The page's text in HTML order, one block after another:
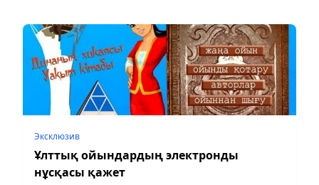
Эксклюзив
Ұлттық ойындардың электронды
нұсқасы қажет